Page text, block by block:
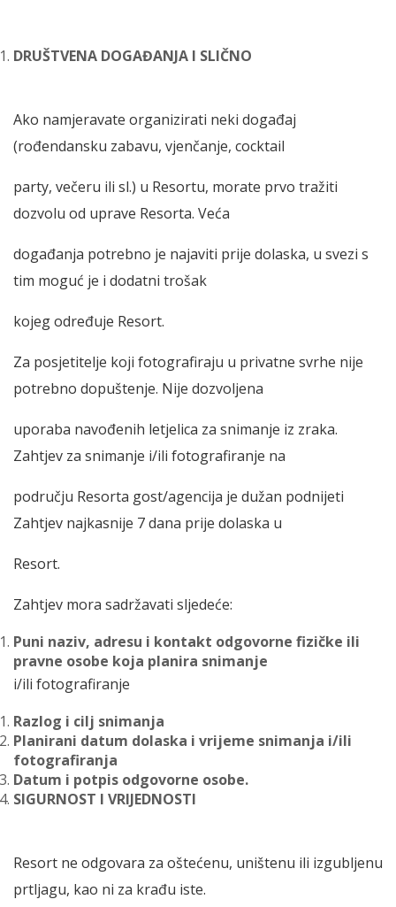
DRUŠTVENA DOGAĐANJA I SLIČNO
Ako namjeravate organizirati neki događaj
(rođendansku zabavu, vjenčanje, cocktail
party, večeru ili sl.) u Resortu, morate prvo tražiti
dozvolu od uprave Resorta. Veća
događanja potrebno je najaviti prije dolaska, u svezi s
tim moguć je i dodatni trošak
kojeg određuje Resort.
Za posjetitelje koji fotografiraju u privatne svrhe nije
potrebno dopuštenje. Nije dozvoljena
uporaba navođenih letjelica za snimanje iz zraka.
Zahtjev za snimanje i/ili fotografiranje na
području Resorta gost/agencija je dužan podnijeti
Zahtjev najkasnije 7 dana prije dolaska u
Resort.
Zahtjev mora sadržavati sljedeće:
Puni naziv, adresu i kontakt odgovorne fizičke ili
pravne osobe koja planira snimanje
i/ili fotografiranje
Razlog i cilj snimanja
Planirani datum dolaska i vrijeme snimanja i/ili
fotografiranja
Datum i potpis odgovorne osobe.
SIGURNOST I VRIJEDNOSTI
Resort ne odgovara za oštećenu, uništenu ili izgubljenu
prtljagu, kao ni za krađu iste.